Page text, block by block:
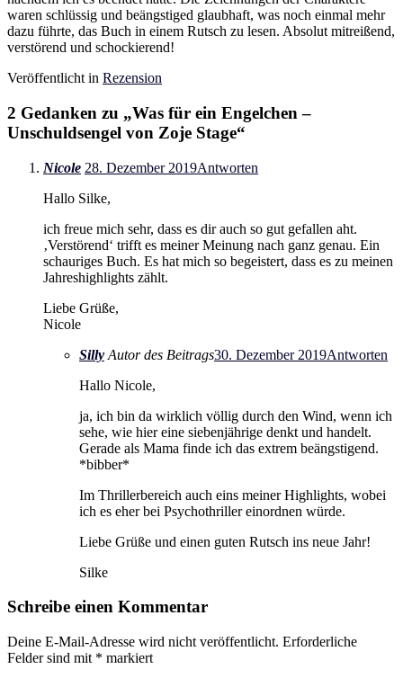
waren schlüssig und beängstiged glaubhaft, was noch einmal mehr
dazu führte, das Buch in einem Rutsch zu lesen. Absolut mitreißend,
verstörend und schockierend!
Veröffentlicht in Rezension
2 Gedanken zu „Was für ein Engelchen –
Unschuldsengel von Zoje Stage“
Nicole 28. Dezember 2019Antworten
Hallo Silke,
ich freue mich sehr, dass es dir auch so gut gefallen aht.
‚Verstörend‘ trifft es meiner Meinung nach ganz genau. Ein
schauriges Buch. Es hat mich so begeistert, dass es zu meinen
Jahreshighlights zählt.
Liebe Grüße,
Nicole
Silly Autor des Beitrags30. Dezember 2019Antworten
Hallo Nicole,
ja, ich bin da wirklich völlig durch den Wind, wenn ich
sehe, wie hier eine siebenjährige denkt und handelt.
Gerade als Mama finde ich das extrem beängstigend.
*bibber*
Im Thrillerbereich auch eins meiner Highlights, wobei
ich es eher bei Psychothriller einordnen würde.
Liebe Grüße und einen guten Rutsch ins neue Jahr!
Silke
Schreibe einen Kommentar
Deine E-Mail-Adresse wird nicht veröffentlicht. Erforderliche
Felder sind mit * markiert